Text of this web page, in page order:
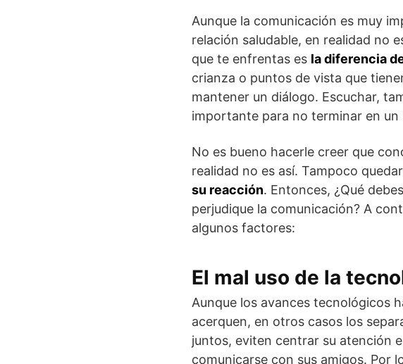
Aunque la comunicación es muy
relación saludable, en realidad no
que te enfrentas es la diferencia
crianza o puntos de vista que
mantener un diálogo. Escuchar,
importante para no terminar en un
No es bueno hacerle creer que
realidad no es así. Tampoco
su reacción. Entonces, ¿Qué
perjudique la comunicación? A
algunos factores:
El mal uso de la
Aunque los avances tecnológicos
acerquen, en otros casos los
juntos, eviten centrar su atención
comunicarse con sus amigos. Por